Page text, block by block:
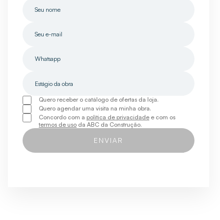
Quero receber o catálogo de ofertas da loja.
Quero agendar uma visita na minha obra.
Concordo com a política de privacidade e com os
termos de uso da ABC da Construção.